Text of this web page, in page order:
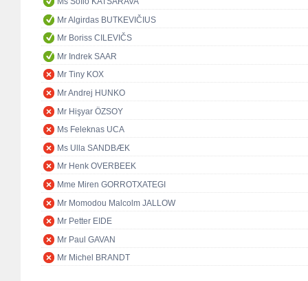
Mr Algirdas BUTKEVIČIUS
Mr Boriss CILEVIČS
Mr Indrek SAAR
Mr Tiny KOX
Mr Andrej HUNKO
Mr Hişyar ÖZSOY
Ms Feleknas UCA
Ms Ulla SANDBÆK
Mr Henk OVERBEEK
Mme Miren GORROTXATEGI
Mr Momodou Malcolm JALLOW
Mr Petter EIDE
Mr Paul GAVAN
Mr Michel BRANDT